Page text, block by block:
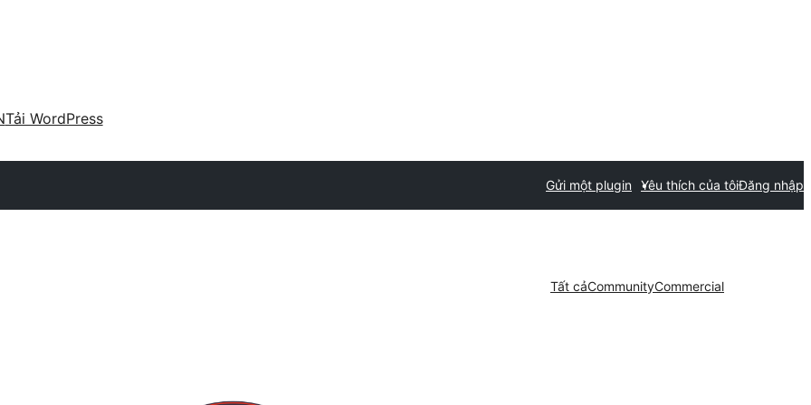
Tải WordPress
Gửi một plugin Yêu thích của tôiĐăng nhập
Tất cảCommunityCommercial